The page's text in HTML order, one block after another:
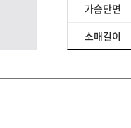
가슴단면
소매길이